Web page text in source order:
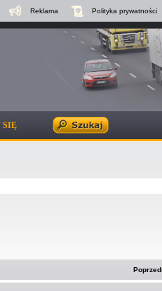
Reklama Polityka prywatności
SIĘ